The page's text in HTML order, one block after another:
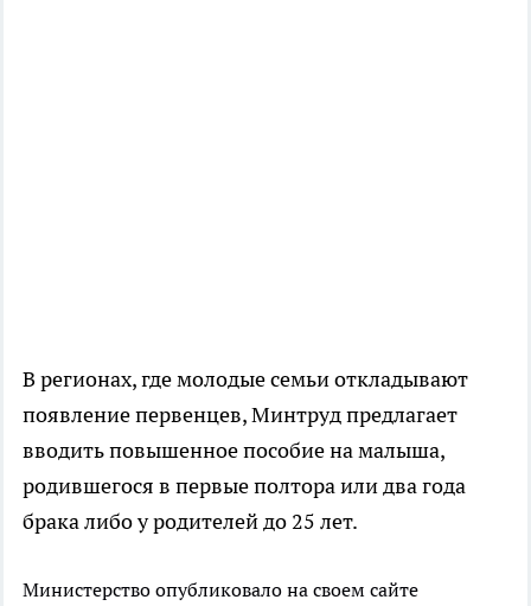
В регионах, где молодые семьи откладывают
появление первенцев, Минтруд предлагает
вводить повышенное пособие на малыша,
родившегося в первые полтора или два года
брака либо у родителей до 25 лет.
Министерство опубликовало на своем сайте